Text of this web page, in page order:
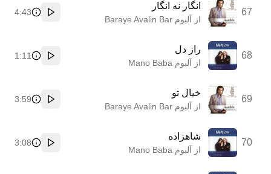
67
انگار نه انگار
از آلبوم Baraye Avalin Bar پخش
4:43
68
راز دل
از آلبوم Mano Baba پخش
1:11
69
خیال تو
از آلبوم Baraye Avalin Bar پخش
3:59
70
شاهزاده
از آلبوم Mano Baba پخش
3:08